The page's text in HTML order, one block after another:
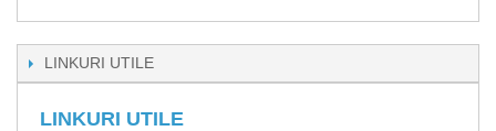
LINKURI UTILE
LINKURI UTILE